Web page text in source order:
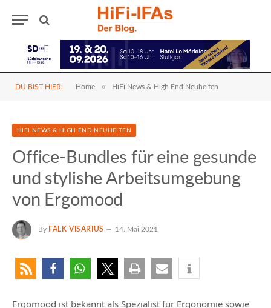
DU BIST HIER: Home » HiFi News & High End Neuheiten
HIFI NEWS & HIGH END NEUHEITEN
Office-Bundles für eine gesunde
und stylishe Arbeitsumgebung
von Ergomood
By FALK VISARIUS 14. Mai 2021
Ergomood ist bekannt als Spezialist für Ergonomie sowie